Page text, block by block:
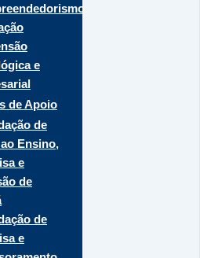
e
de Apoio
de
Ensino,
e
de
de
e